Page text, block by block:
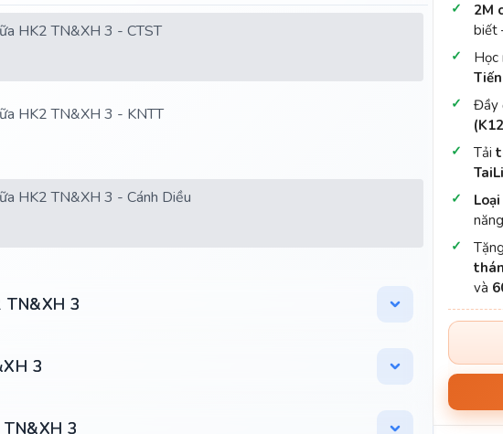
HK2 TN&XH 3 - CTST
HK2 TN&XH 3 - KNTT
HK2 TN&XH 3 - Cánh Diều
TN&XH 3
3
3
2M
biết
Học
Đầy
Tải
Tặng
và